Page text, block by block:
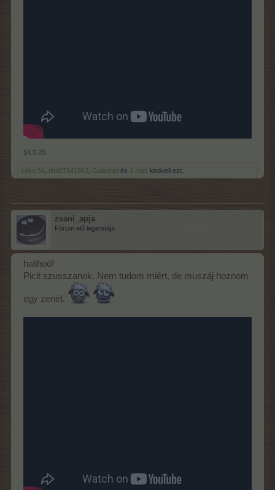
14.3.25
koko.54 tina07141983 Galadriel és 3 más kedveli ezt.
zsani_apja
Fórum elő legendája
halihoó!
Picit szusszanok. Nem tudom miért, de muszáj hoznom
egy zenét.